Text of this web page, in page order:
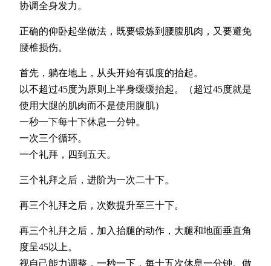
协调全身发力。
正确的仰卧起坐做法，既要锻炼到腰腹肌肉，又要避免
腰椎损伤。
首先，躺在地上，从头开始有弧度的抬起。
以不超过45度为原则上半身缓缓抬起。（超过45度就是
使用大腿的肌肉而不是使用腹肌）
一秒一下每十下休息一分钟。
一次三个循环。
一个礼拜，四到五天。
三个礼拜之后，进阶为一次二十下。
再三个礼拜之后，次数提升至三十下。
再三个礼拜之后，加入抬腿的动作，大腿和地面垂直角
度呈45以上。
视自己能力调整，一秒一下，每十五次休息一分钟。做